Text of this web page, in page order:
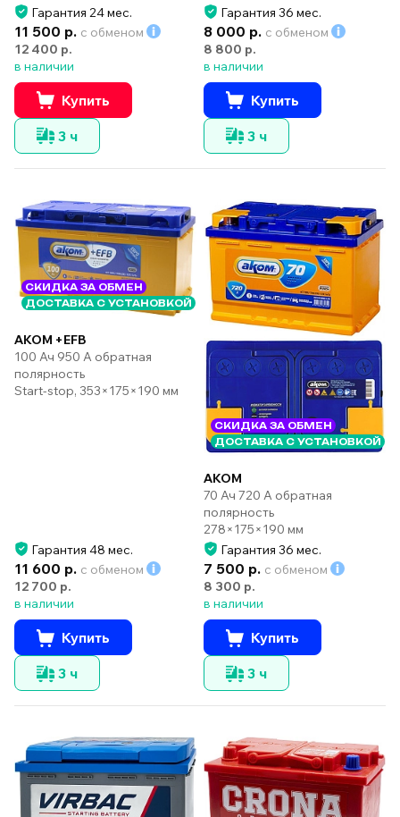
Гарантия 24 мес.
11 500 р. с обменом
12 400 р.
в наличии
Купить
3 ч
Гарантия 36 мес.
8 000 р. с обменом
8 800 р.
в наличии
Купить
3 ч
СКИДКА ЗА ОБМЕН
ДОСТАВКА С УСТАНОВКОЙ
AKOM +EFB
100 Ач 950 А обратная
полярность
Start-stop, 353×175×190 мм
Гарантия 48 мес.
11 600 р. с обменом
12 700 р.
в наличии
Купить
3 ч
СКИДКА ЗА ОБМЕН
ДОСТАВКА С УСТАНОВКОЙ
AKOM
70 Ач 720 А обратная
полярность
278×175×190 мм
Гарантия 36 мес.
7 500 р. с обменом
8 300 р.
в наличии
Купить
3 ч